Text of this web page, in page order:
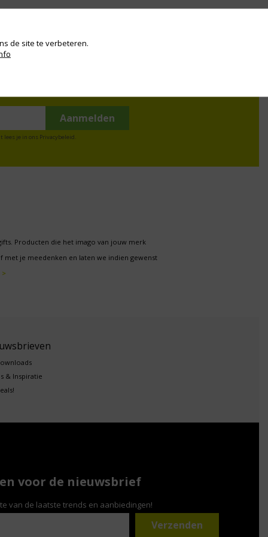
lees je in ons Privacybeleid
Producten die het imago van jouw merk
je meedenken en laten we indien gewenst
& Inspiratie
voor de nieuwsbrief
van de laatste trends en aanbiedingen!
de site te verbeteren.